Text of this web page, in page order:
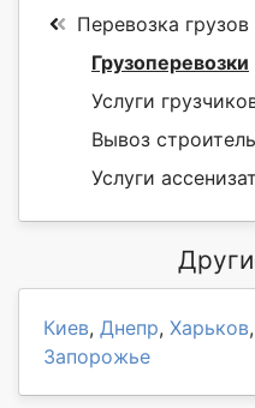
Перевозка
Грузоперевозки
Услуги
Вывоз
Услуги
Киев, Днепр, Харьков,
Запорожье